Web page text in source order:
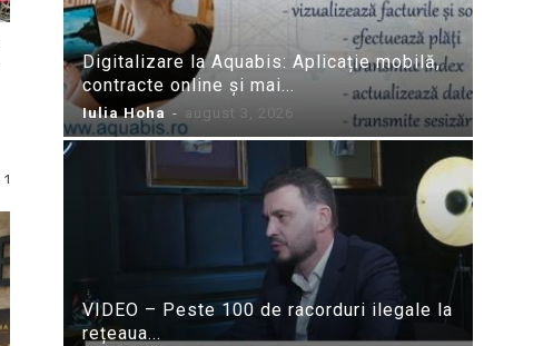
1
Digitalizare la Aquabis: Aplicație mobilă,
contracte online și mai...
Iulia Hoha - august 3, 2026
VIDEO – Peste 100 de racorduri ilegale la
rețeaua...